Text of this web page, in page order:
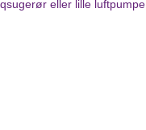
eller lille luftpumpe.